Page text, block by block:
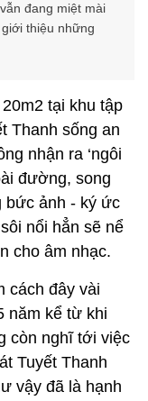
đang miệt mài
thiệu những
tại khu tập
Thanh sống an
nhận ra ‘ngôi
đường, song
bức ảnh - ký ức
nổi hẳn sẽ nể
cho âm nhạc.
cách đây vài
năm kể từ khi
còn nghĩ tới việc
Tuyết Thanh
vậy đã là hạnh